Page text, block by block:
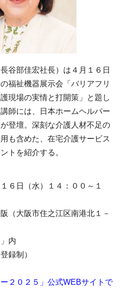
谷部佳宏社長）は４月１６日
福祉機器展示会「バリアフリ
現場の実情と打開策」と題し
師には、日本ホームヘルパー
登壇。深刻な介護人材不足の
も含めた、在宅介護サービス
トを紹介する。
６日（水）１４：００～１
（大阪市住之江区南港北１－
内
録制）
ー２０２５」公式WEBサイトで